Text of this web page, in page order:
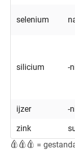
selenium
silicium -
ijzer -
zink
=